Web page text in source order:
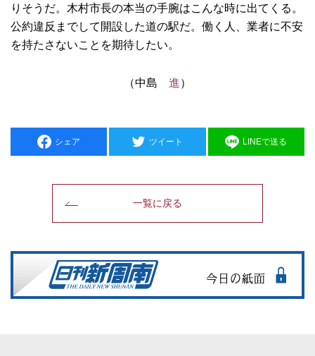
りそうだ。木村市長の本当の手腕はこんな時に出てくる。
公約違反までして開設した道の駅だ。働く人、業者に不安
を持たさないことを期待したい。
（中島 進）
シェア ツイート LINEで送る
一覧に戻る